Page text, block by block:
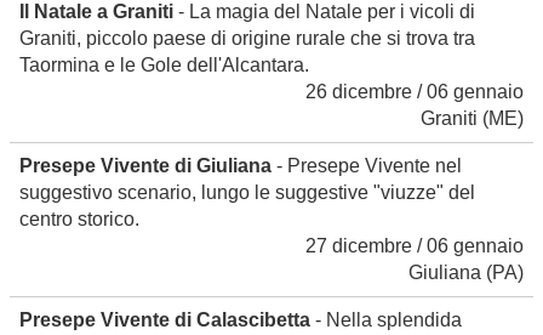
Il Natale a Graniti - La magia del Natale per i vicoli di
Graniti, piccolo paese di origine rurale che si trova tra
Taormina e le Gole dell'Alcantara.
26 dicembre / 06 gennaio
Graniti (ME)
Presepe Vivente di Giuliana - Presepe Vivente nel
suggestivo scenario, lungo le suggestive "viuzze" del
centro storico.
27 dicembre / 06 gennaio
Giuliana (PA)
Presepe Vivente di Calascibetta - Nella splendida